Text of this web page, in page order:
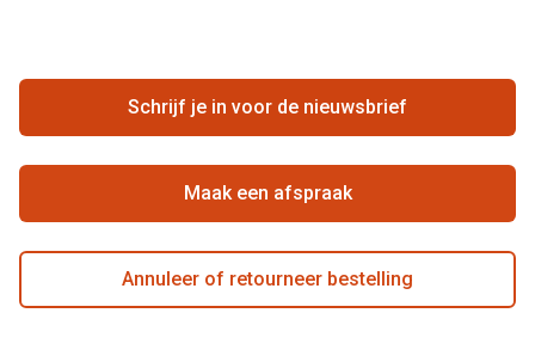
Zorgvergoeding
Ondernemen bij Pearle
Beste winkelketen
Actievoorwaarden
Schrijf je in voor de nieuwsbrief
Maak een afspraak
Annuleer of retourneer bestelling